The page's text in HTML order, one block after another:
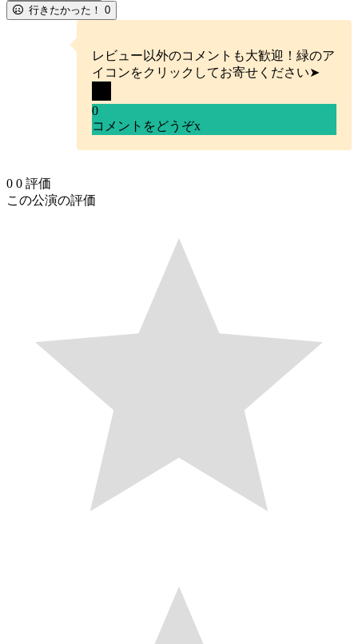
行きたかった！ 0
レビュー以外のコメントも大歓迎！緑のア
イコンをクリックしてお寄せください➤
0
コメントをどうぞx
0 0 評価
この公演の評価